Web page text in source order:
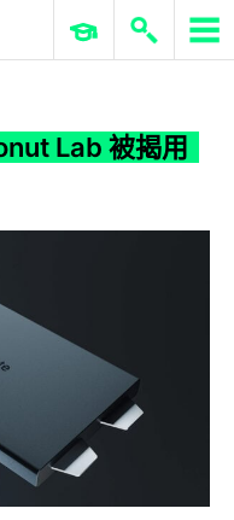
ERP 與商業 AI
Lab 被揭用